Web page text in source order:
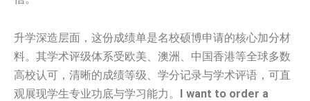
升学深造层面，这份成绩单是名校硕博申请的核心加分材
料。其学术评级体系受欧美、澳洲、中国香港等全球多数
高校认可，清晰的成绩等级、学分记录与学术评语，可直
观展现学生专业功底与学习能力。 I want to order a